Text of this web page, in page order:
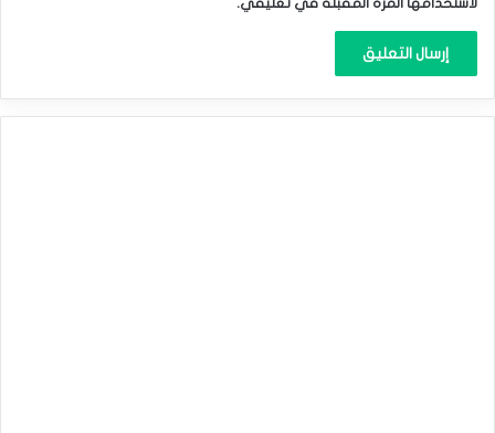
•وعليه سوف تنتعش مستويات الدولار الأمريكي ،وتعمق أسعار
الفضة من ‏‏خسائرها الحالية ، وقد تتداول دون